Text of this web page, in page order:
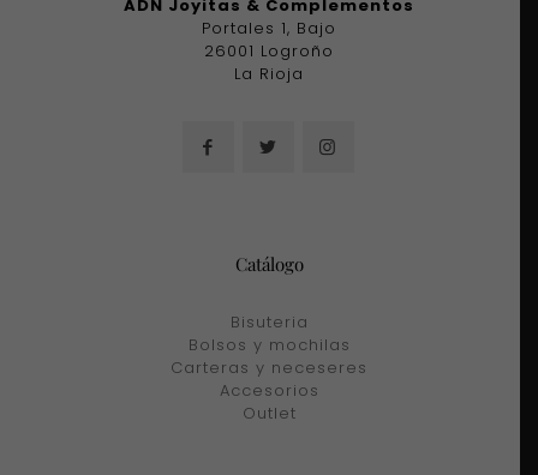
ADN Joyitas & Complementos
Portales 1, Bajo
26001 Logroño
La Rioja
Catálogo
Bisuteria
Bolsos y mochilas
Carteras y neceseres
Accesorios
Outlet